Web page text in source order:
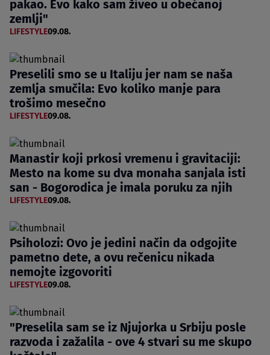
pakao. Evo kako sam živeo u obećanoj
zemlji"
LIFESTYLE09.08.
Preselili smo se u Italiju jer nam se naša
zemlja smučila: Evo koliko manje para
trošimo mesečno
LIFESTYLE09.08.
Manastir koji prkosi vremenu i gravitaciji:
Mesto na kome su dva monaha sanjala isti
san - Bogorodica je imala poruku za njih
LIFESTYLE09.08.
Psiholozi: Ovo je jedini način da odgojite
pametno dete, a ovu rečenicu nikada
nemojte izgovoriti
LIFESTYLE09.08.
"Preselila sam se iz Njujorka u Srbiju posle
razvoda i zažalila - ove 4 stvari su me skupo